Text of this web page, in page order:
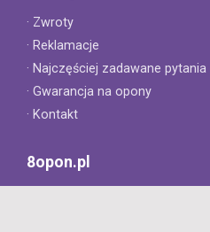
· Zwroty
· Reklamacje
· Najczęściej zadawane pytania
· Gwarancja na opony
· Kontakt
8opon.pl